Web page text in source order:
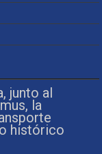
junto al
la
histórico